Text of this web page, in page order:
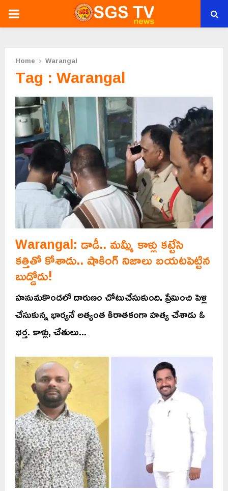
PRIMARY
Home Warangal
Tag : Warangal
Warangal: డాడీ.. మమ్మీ కాళ్లు కట్టేసి
కత్తితో కోశాడు.. షాకింగ్ నిజాలు బయటపెట్టిన
బుడ్డోడు!
హనుమకొండలో దారుణం చోటుచేసుకుంది. ప్రేమించి పెళ్లి
చేసుకున్న భార్యనే అత్యంత కిరాతకంగా హత్య చేశాడు ఓ
భర్త. కాళ్లు, చేతులు...